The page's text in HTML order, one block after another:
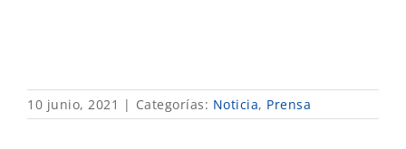
10 junio, 2021 | Categorías: Noticia, Prensa